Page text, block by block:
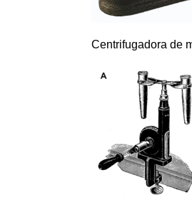
Centrifugadora de